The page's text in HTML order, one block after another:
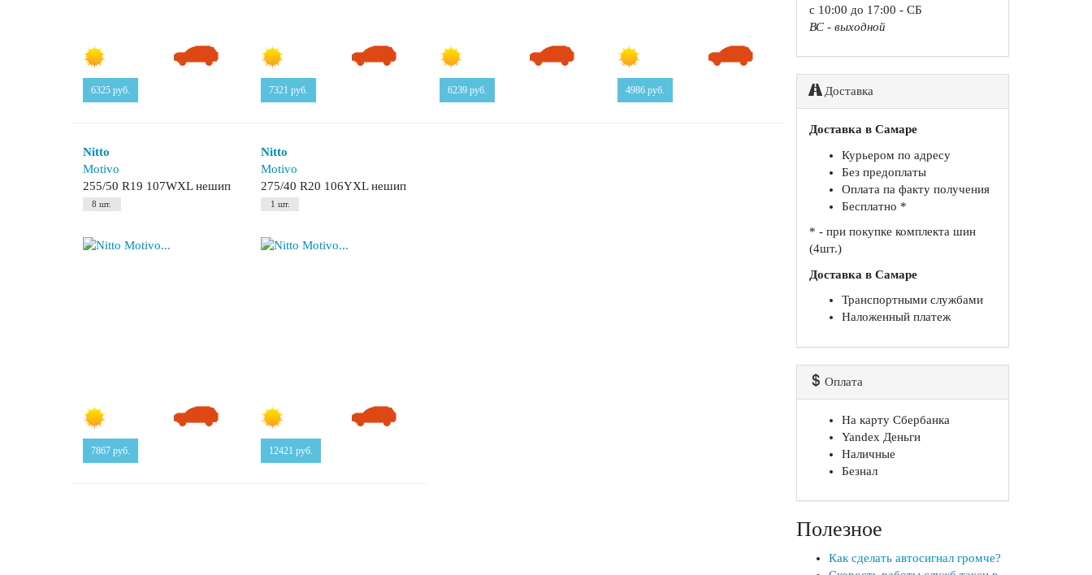
6325 руб. 7321 руб. 6239руб. 4986 руб.
Nitto
Motivo
255/50 R19 107WXL нешип
8 шт.
7867 руб.
Nitto
Motivo
275/40 R20 106YXL нешип
1 шт.
12421 руб.
с 10:00 до 17:00 - СБ
ВС - выходной
Доставка
Доставка в Самаре
Курьером по адресу
Без предоплаты
Оплата па факту получения
Бесплатно *
* - при покупке комплекта шин
(4шт.)
Доставка в Самаре
Транспортными службами
Наложенный платеж
Оплата
На карту Сбербанка
Yandex Деньги
Наличные
Безнал
Полезное
Как сделать автосигнал громче?